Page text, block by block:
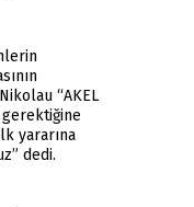
“AKEL
yararına
dedi.